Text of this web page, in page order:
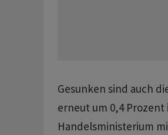
Gesunken sind auch
erneut um 0,4
Handelsministerium